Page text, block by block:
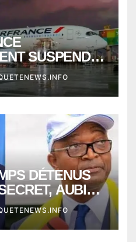
SUSPENDU
ET PARIS ?
DÉTENUS
AUBIN
À